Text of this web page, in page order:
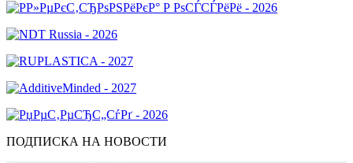
ПОДПИСКА НА НОВОСТИ